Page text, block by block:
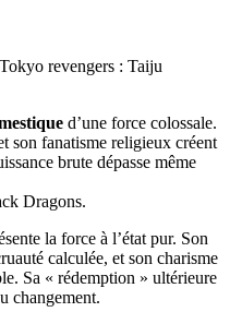
d’une force colossale.
son fanatisme religieux créent
brute dépasse même
Dragons.
la force à l’état pur. Son
calculée, et son charisme
Sa « rédemption » ultérieure
changement.